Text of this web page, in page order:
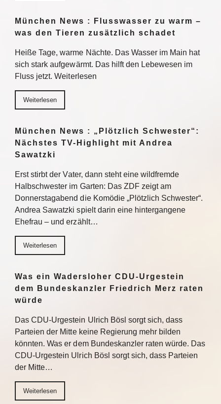
München News : Flusswasser zu warm –
was den Tieren zusätzlich schadet
Heiße Tage, warme Nächte. Das Wasser im Main hat
sich stark aufgewärmt. Das hilft den Lebewesen im
Fluss jetzt. Weiterlesen
Weiterlesen
München News : „Plötzlich Schwester“:
Nächstes TV-Highlight mit Andrea
Sawatzki
Erst stirbt der Vater, dann steht eine wildfremde
Halbschwester im Garten: Das ZDF zeigt am
Donnerstagabend die Komödie „Plötzlich Schwester“.
Andrea Sawatzki spielt darin eine hintergangene
Ehefrau – und erzählt…
Weiterlesen
Was ein Wadersloher CDU-Urgestein
dem Bundeskanzler Friedrich Merz raten
würde
Das CDU-Urgestein Ulrich Bösl sorgt sich, dass
Parteien der Mitte keine Regierung mehr bilden
könnten. Was er dem Bundeskanzler raten würde. Das
CDU-Urgestein Ulrich Bösl sorgt sich, dass Parteien
der Mitte…
Weiterlesen